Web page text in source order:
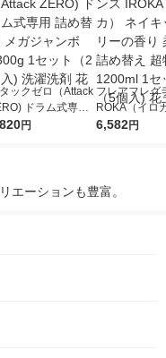
ックゼロ（Attack
ドラム式専用
替え メガジャン
円
フレアフレグ
ROKA（イロ
イキッドリリ
6,582円
エーションも豊富。